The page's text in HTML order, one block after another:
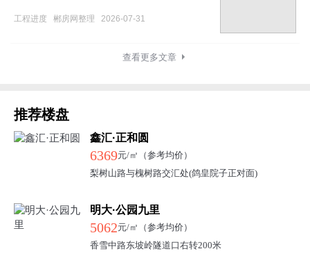
工程进度 郴房网整理 2026-07-31
查看更多文章
推荐楼盘
鑫汇·正和圆
6369元/㎡（参考均价）
梨树山路与槐树路交汇处(鸽皇院子正对面)
明大·公园九里
5062元/㎡（参考均价）
香雪中路东坡岭隧道口右转200米